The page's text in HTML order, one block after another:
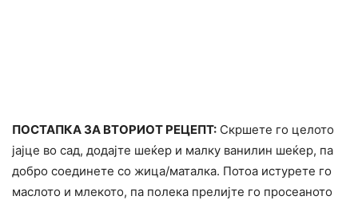
ПОСТАПКА ЗА ВТОРИОТ РЕЦЕПТ: Скршете го целото
јајце во сад, додајте шеќер и малку ванилин шеќер, па
добро соединете со жица/маталка. Потоа истурете го
маслото и млекото, па полека прелијте го просеаното